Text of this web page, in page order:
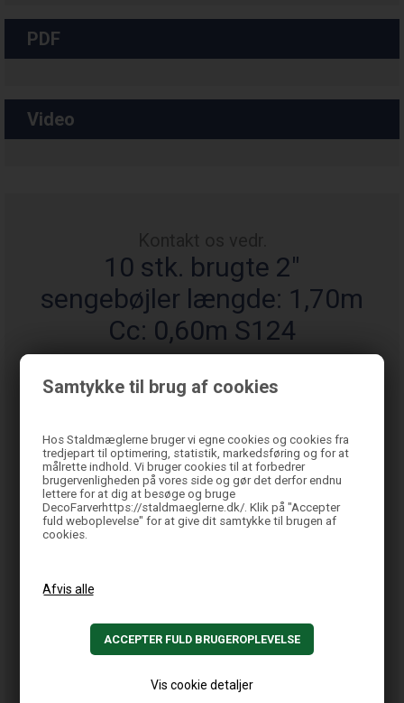
Samtykke til brug af cookies
Hos Staldmæglerne bruger vi egne cookies og cookies fra
tredjepart til optimering, statistik, markedsføring og for at
målrette indhold. Vi bruger cookies til at forbedrer
brugervenligheden på vores side og gør det derfor endnu
lettere for at dig at besøge og bruge
DecoFarverhttps://staldmaeglerne.dk/. Klik på "Accepter
fuld weboplevelse" for at give dit samtykke til brugen af
cookies.
Vis cookie detaljer
PDF
Video
10 stk. brugte 2"
sengebøjler længde: 1,70m
Cc: 0,60m S124